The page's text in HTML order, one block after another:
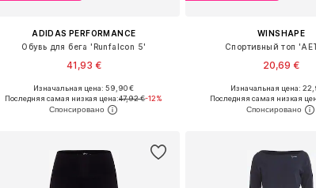
ADIDAS PERFORMANCE
Обувь для бега 'Runfalcon 5'
41,93 €
+4
Доступно множество размеров
Добавить в корзину
Изначальная цена: 59,90 €
Последняя самая низкая цена:47,92 €-12%
WINSHAPE
Спортивный топ
20,69 €
Доступные размеры: XS, S,
Добавить в
Изначальная цена:
Последняя самая низкая